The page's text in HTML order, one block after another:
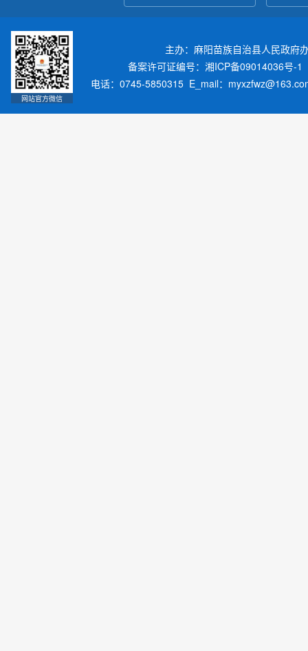
网站官方微信
主办：麻阳苗族自治县人民政
备案许可证编号：湘ICP备09014036号-1
电话：0745-5850315 E_mail：